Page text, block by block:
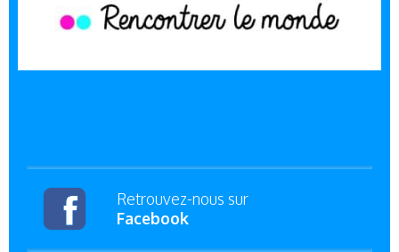
Retrouvez-nous sur
Facebook